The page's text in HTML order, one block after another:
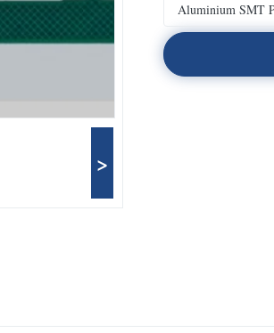
>
Aluminium SMT